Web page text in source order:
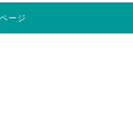
ル
ン・リキュールを検索する
からのメールが届かないお客様へ
ージ